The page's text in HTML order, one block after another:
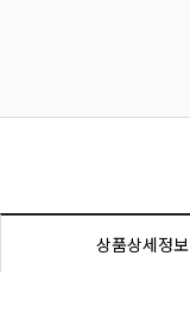
상품상세정보